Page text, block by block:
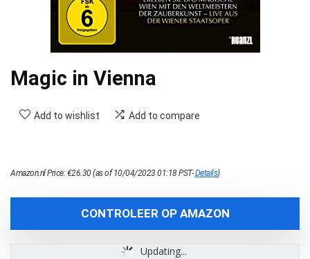
Magic in Vienna
Add to wishlist Add to compare
Amazon.nl Price:€26.30(as of 10/04/2023 01:18 PST-Details)
CONTROLEER OP AMAZON
Updating...